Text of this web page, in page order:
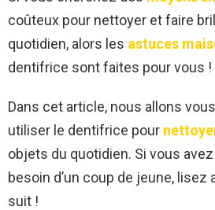
coûteux pour nettoyer et faire
quotidien, alors les astuces
dentifrice sont faites pour vous !
Dans cet article, nous allons
utiliser le dentifrice pour
objets du quotidien. Si vous
besoin d’un coup de jeune,
suit !